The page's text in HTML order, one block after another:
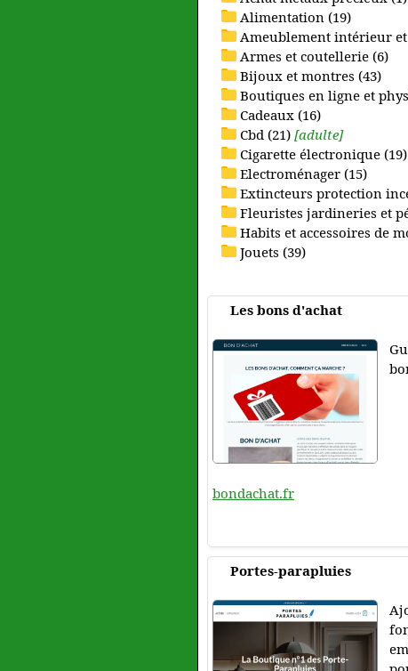
Alimentation (19)
Ameublement intérieur
Armes et coutellerie (6)
Bijoux et montres (43)
Boutiques en ligne et
Cadeaux (16)
Cbd (21) [adulte]
Cigarette électronique (19)
Electroménager (15)
Extincteurs protection
Fleuristes jardineries et
Habits et accessoires de
Jouets (39)
Les bons d'achat
bondachat.fr
Portes-parapluies